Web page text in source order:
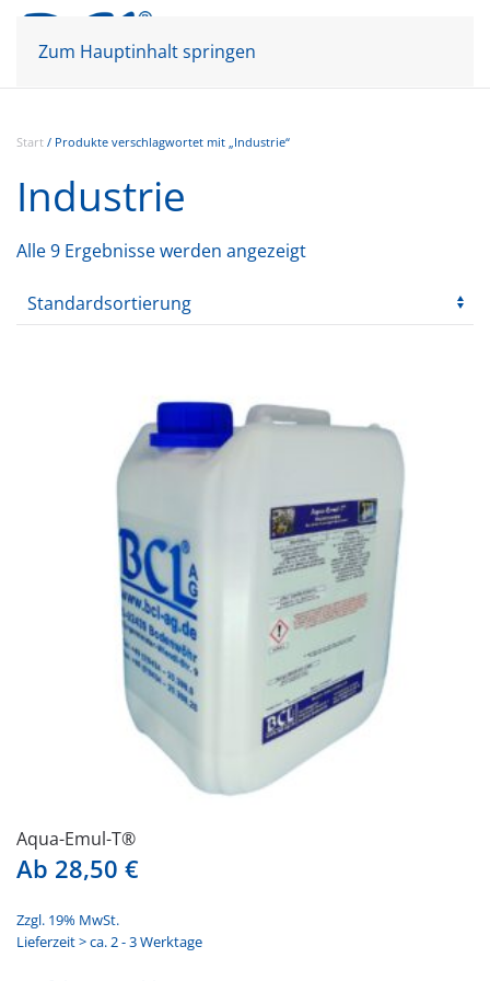
Zum Hauptinhalt springen
Start / Produkte verschlagwortet mit „Industrie“
Industrie
Alle 9 Ergebnisse werden angezeigt
Aqua-Emul-T®
Ab 28,50 €
Zzgl. 19% MwSt.
Lieferzeit > ca. 2 - 3 Werktage